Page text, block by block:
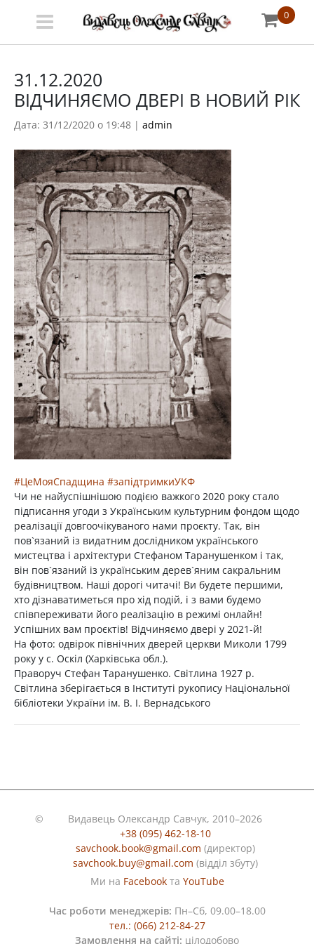
Меню
видавництво
Книгарня
Публічний
договір
Видати
книгу
#запідтримкиУКФ
ENG
0
31.12.2020
ВІДЧИНЯЄМО ДВЕРІ В НОВИЙ РІК
Дата: 31/12/2020 о 19:48 | admin
#ЦеМояСпадщина #запідтримкиУКФ
Чи не найуспішнішою подією важкого 2020 року стало
підписання угоди з Українським культурним фондом щодо
реалізації довгоочікуваного нами проєкту. Так, він
пов`язаний із видатним дослідником українського
мистецтва і архітектури Стефаном Таранушенком і так,
він пов`язаний із українським дерев`яним сакральним
будівництвом. Наші дорогі читачі! Ви будете першими,
хто дізнаватиметься про хід подій, і з вами будемо
співпереживати його реалізацію в режимі онлайн!
Успішних вам проєктів! Відчиняємо двері у 2021-й!
На фото: одвірок північних дверей церкви Миколи 1799
року у с. Оскіл (Харківська обл.).
Праворуч Стефан Таранушенко. Світлина 1927 р.
Світлина зберігається в Інституті рукопису Національної
бібліотеки України ім. В. І. Вернадського
©
Видавець Олександр Савчук, 2010–2026
+38 (095) 462-18-10
savchook.book@gmail.com (директор)
savchook.buy@gmail.com (відділ збуту)
Ми на Facebookта YouTube
Час роботи менеджерів: Пн–Сб, 09.00–18.00
тел.: (066) 212-84-27
Замовлення на сайті: цілодобово